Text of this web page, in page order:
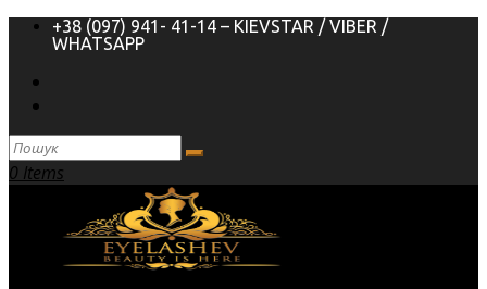
+38 (097) 941- 41-14 – KIEVSTAR / VIBER /
WHATSAPP
0 Items